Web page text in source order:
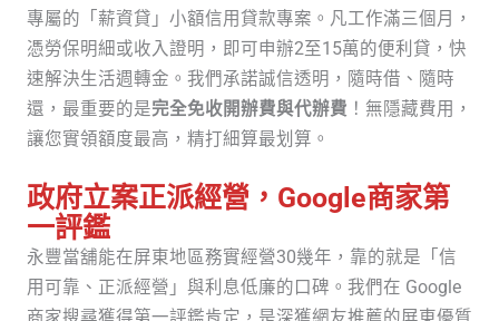
專屬的「薪資貸」小額信用貸款專案。凡工作滿三個月，
憑勞保明細或收入證明，即可申辦2至15萬的便利貸，快
速解決生活週轉金。我們承諾誠信透明，隨時借、隨時
還，最重要的是完全免收開辦費與代辦費 ！無隱藏費用，
讓您實領額度最高，精打細算最划算。
政府立案正派經營，Google商家第
一評鑑
永豐當舖能在屏東地區務實經營30幾年，靠的就是「信
用可靠、正派經營」與利息低廉的口碑。我們在 Google